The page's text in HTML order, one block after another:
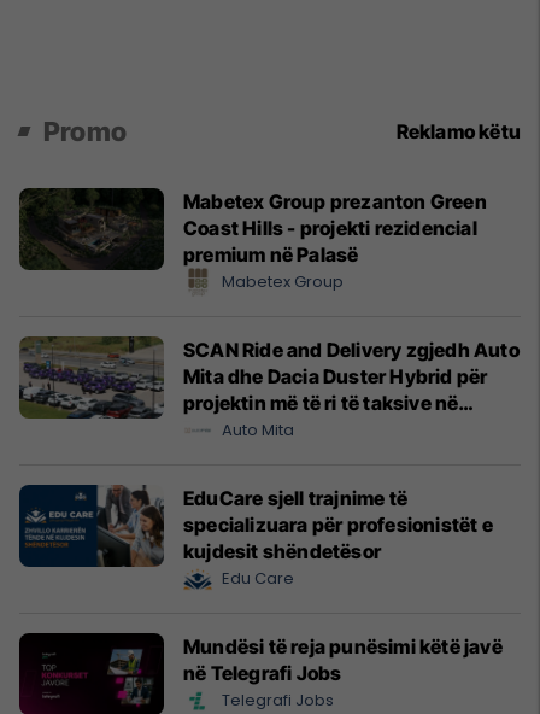
Promo Reklamo këtu
Mabetex Group prezanton Green
Coast Hills - projekti rezidencial
premium në Palasë
Mabetex Group
SCAN Ride and Delivery zgjedh Auto
Mita dhe Dacia Duster Hybrid për
projektin më të ri të taksive në
Prishtinë
Auto Mita
EduCare sjell trajnime të
specializuara për profesionistët e
kujdesit shëndetësor
Edu Care
Mundësi të reja punësimi këtë javë
në Telegrafi Jobs
Telegrafi Jobs